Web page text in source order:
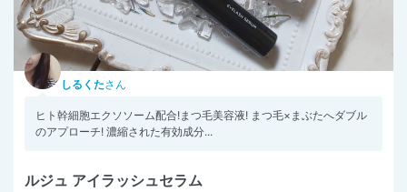
しるくたさん
ヒト幹細胞エクソソーム配合!まつ毛美容液! まつ毛×まぶたへダブル
のアプローチ! 濃縮された有効成分...
ルジュ アイラッシュセラム